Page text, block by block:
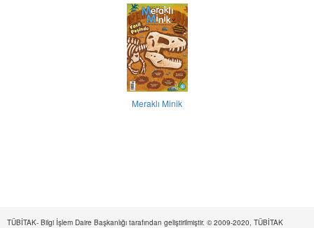
Meraklı Minik
TÜBİTAK- Bilgi İşlem Daire Başkanlığı tarafından geliştirilmiştir. © 2009-2020, TÜBİTAK